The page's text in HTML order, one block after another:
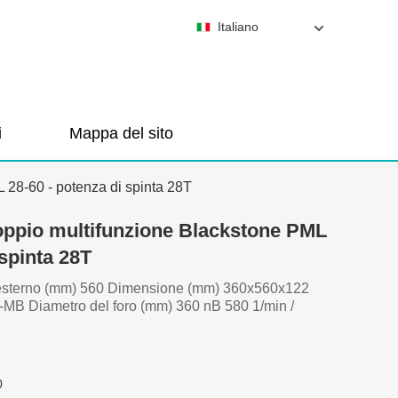
Mappa del sito
Italiano
28-60 - potenza di spinta 28T
multifunzione Blackstone PML
28T
(mm) 560 Dimensione (mm) 360x560x122
Diametro del foro (mm) 360 nB 580 1/min /